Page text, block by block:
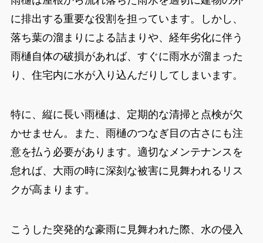
に排出する重要な役割を担っています。しかし、
落ち葉の溜まりによる詰まりや、経年劣化に伴う
雨樋自体の破損があれば、すぐに雨水が溜まった
り、住宅内に水が入り込んだりしてしまいます。
特に、縦に長い雨樋は、定期的な清掃と点検が欠
かせません。また、雨樋のつなぎ目の古さにも注
意を払う必要があります。適切なメンテナンスを
怠れば、大雨の時に深刻な被害に見舞われるリス
クが高まります。
こうした突発的な豪雨に見舞われた際、水の侵入